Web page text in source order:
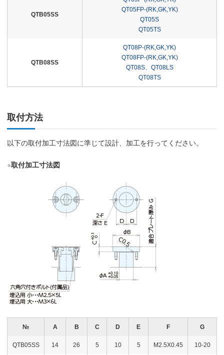
QTB05SS
QT05FP-(RK,GK,YK)
QT05S
QT05TS
QTB08SS
QT08P-(RK,GK,YK)
QT08FP-(RK,GK,YK)
QT08S、QT08LS
QT08TS
取付方法
以下の取付加工寸法図に準じて設計、加工を行ってください。
●取付加工寸法図
№ A B C D E F G
QTB05SS 14 26 5 10 5 M2.5X0.45 10-20